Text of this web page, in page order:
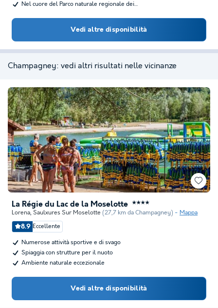
Nel cuore del Parco naturale regionale dei…
Vedi altre disponibilità
Champagney: vedi altri risultati nelle vicinanze
La Régie du Lac de la Moselotte ★★★★
Lorena, Saulxures Sur Moselotte (27,7 km da Champagney) Mappa
8.9 Eccellente
Numerose attività sportive e di svago
Spiaggia con strutture per il nuoto
Ambiente naturale eccezionale
Vedi altre disponibilità